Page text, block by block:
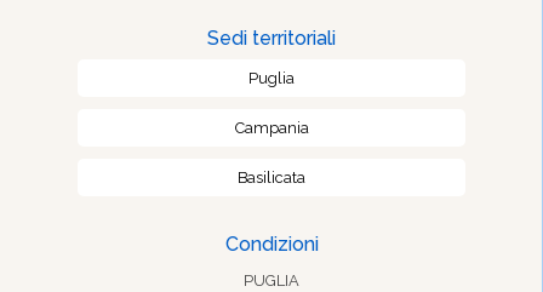
Sedi territoriali
Puglia
Campania
Basilicata
Condizioni
PUGLIA